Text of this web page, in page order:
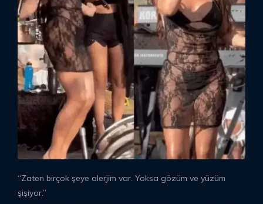
“Zaten birçok şeye alerjim var. Yoksa gözüm ve yüzüm
şişiyor.”